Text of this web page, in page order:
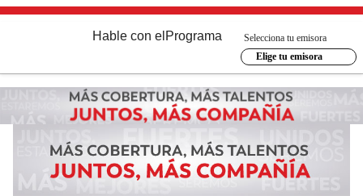
Hable con el Programa
Selecciona tu emisora
Elige tu emisora